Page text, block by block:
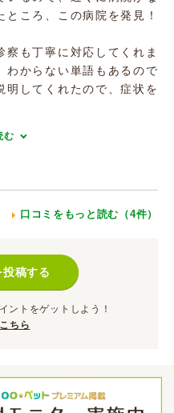
ころ、この病院を発見！
も丁寧に対応してくれま
わからない単語もあるので
明してくれたので、症状を
む
口コミをもっと読む（4件）
稿する
ント をゲットしよう！
ちら